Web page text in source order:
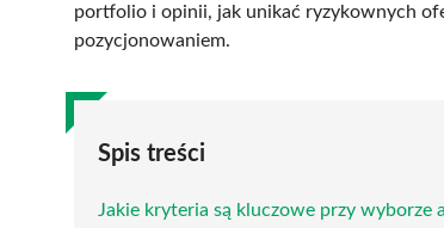
portfolio i opinii, jak unikać ryzykownych
pozycjonowaniem.
Spis treści
Jakie kryteria są kluczowe przy wyborze